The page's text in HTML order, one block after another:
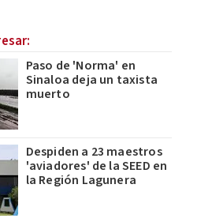
Paso de 'Norma' en
Sinaloa deja un taxista
muerto
Despiden a 23 maestros
'aviadores' de la SEED en
la Región Lagunera